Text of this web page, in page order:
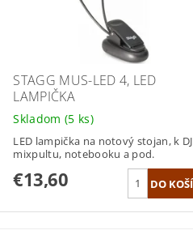
STAGG MUS-LED 4, LED
LAMPIČKA
Skladom (5 ks)
LED lampička na notový stojan, k DJ
mixpultu, notebooku a pod.
€13,60